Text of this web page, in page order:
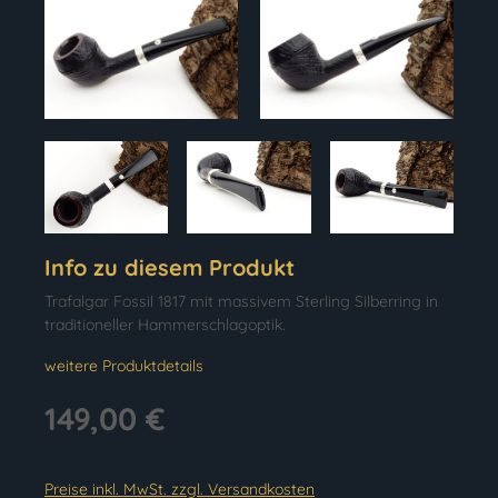
Info zu diesem Produkt
Trafalgar Fossil 1817 mit massivem Sterling Silberring in
traditioneller Hammerschlagoptik.
weitere Produktdetails
149,00 €
Preise inkl. MwSt. zzgl. Versandkosten